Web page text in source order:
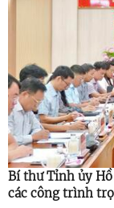
Bí thư Tỉnh ủy
các công trình